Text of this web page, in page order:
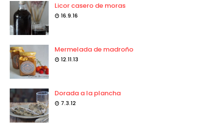
Licor casero de moras
16.9.16
Mermelada de madroño
12.11.13
Dorada a la plancha
7.3.12